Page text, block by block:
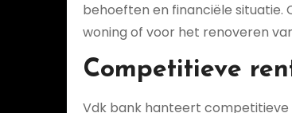
behoeften en financiële situatie.
woning of voor het renoveren
Competitieve
Vdk bank hanteert